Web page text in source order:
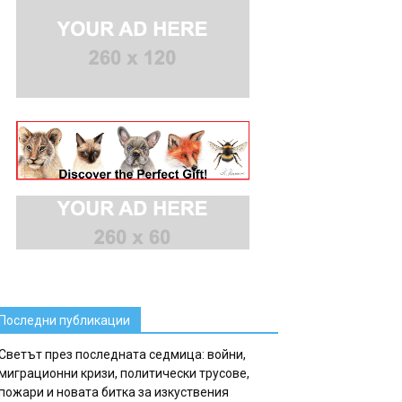
публикации
през последната седмица: войни,
кризи, политически трусове,
и новата битка за изкуствения